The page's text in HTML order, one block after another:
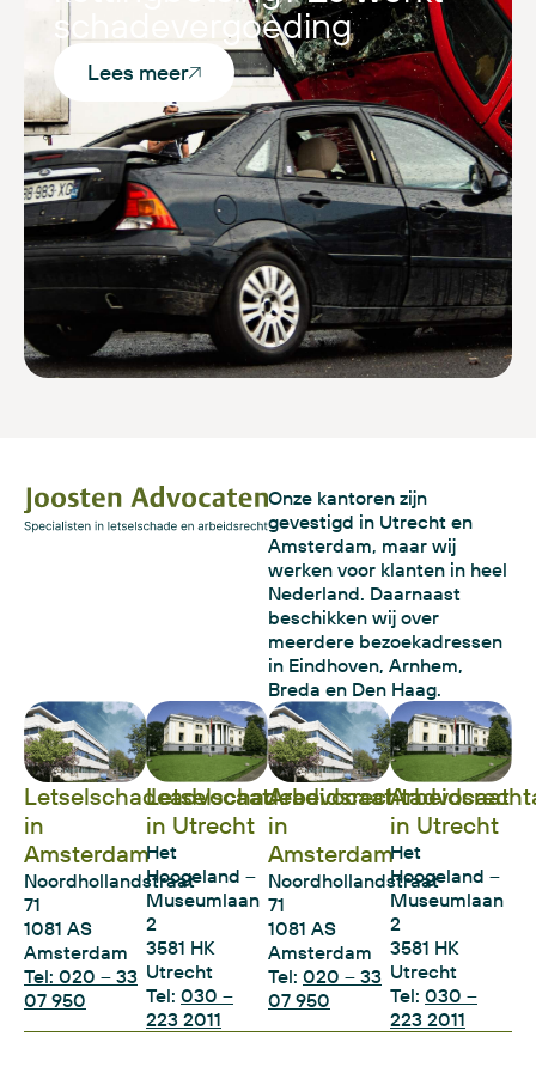
schadevergoeding
Lees meer
Onze kantoren zijn
gevestigd in Utrecht en
Amsterdam, maar wij
werken voor klanten in heel
Nederland. Daarnaast
beschikken wij over
meerdere bezoekadressen
in Eindhoven, Arnhem,
Breda en Den Haag.
Letselschadeadvocaat
in
Amsterdam
Noordhollandstraat
71
1081 AS
Amsterdam
Tel: 020 – 33
07 950
Letselschadeadvocaat
in Utrecht
Het
Hoogeland –
Museumlaan
2
3581 HK
Utrecht
Tel: 030 –
223 2011
Arbeidsrechtadvocaat
in
Amsterdam
Noordhollandstraat
71
1081 AS
Amsterdam
Tel: 020 – 33
07 950
in Utrecht
Het
Hoogeland –
Museumlaan
2
3581 HK
Utrecht
Tel: 030 –
223 2011